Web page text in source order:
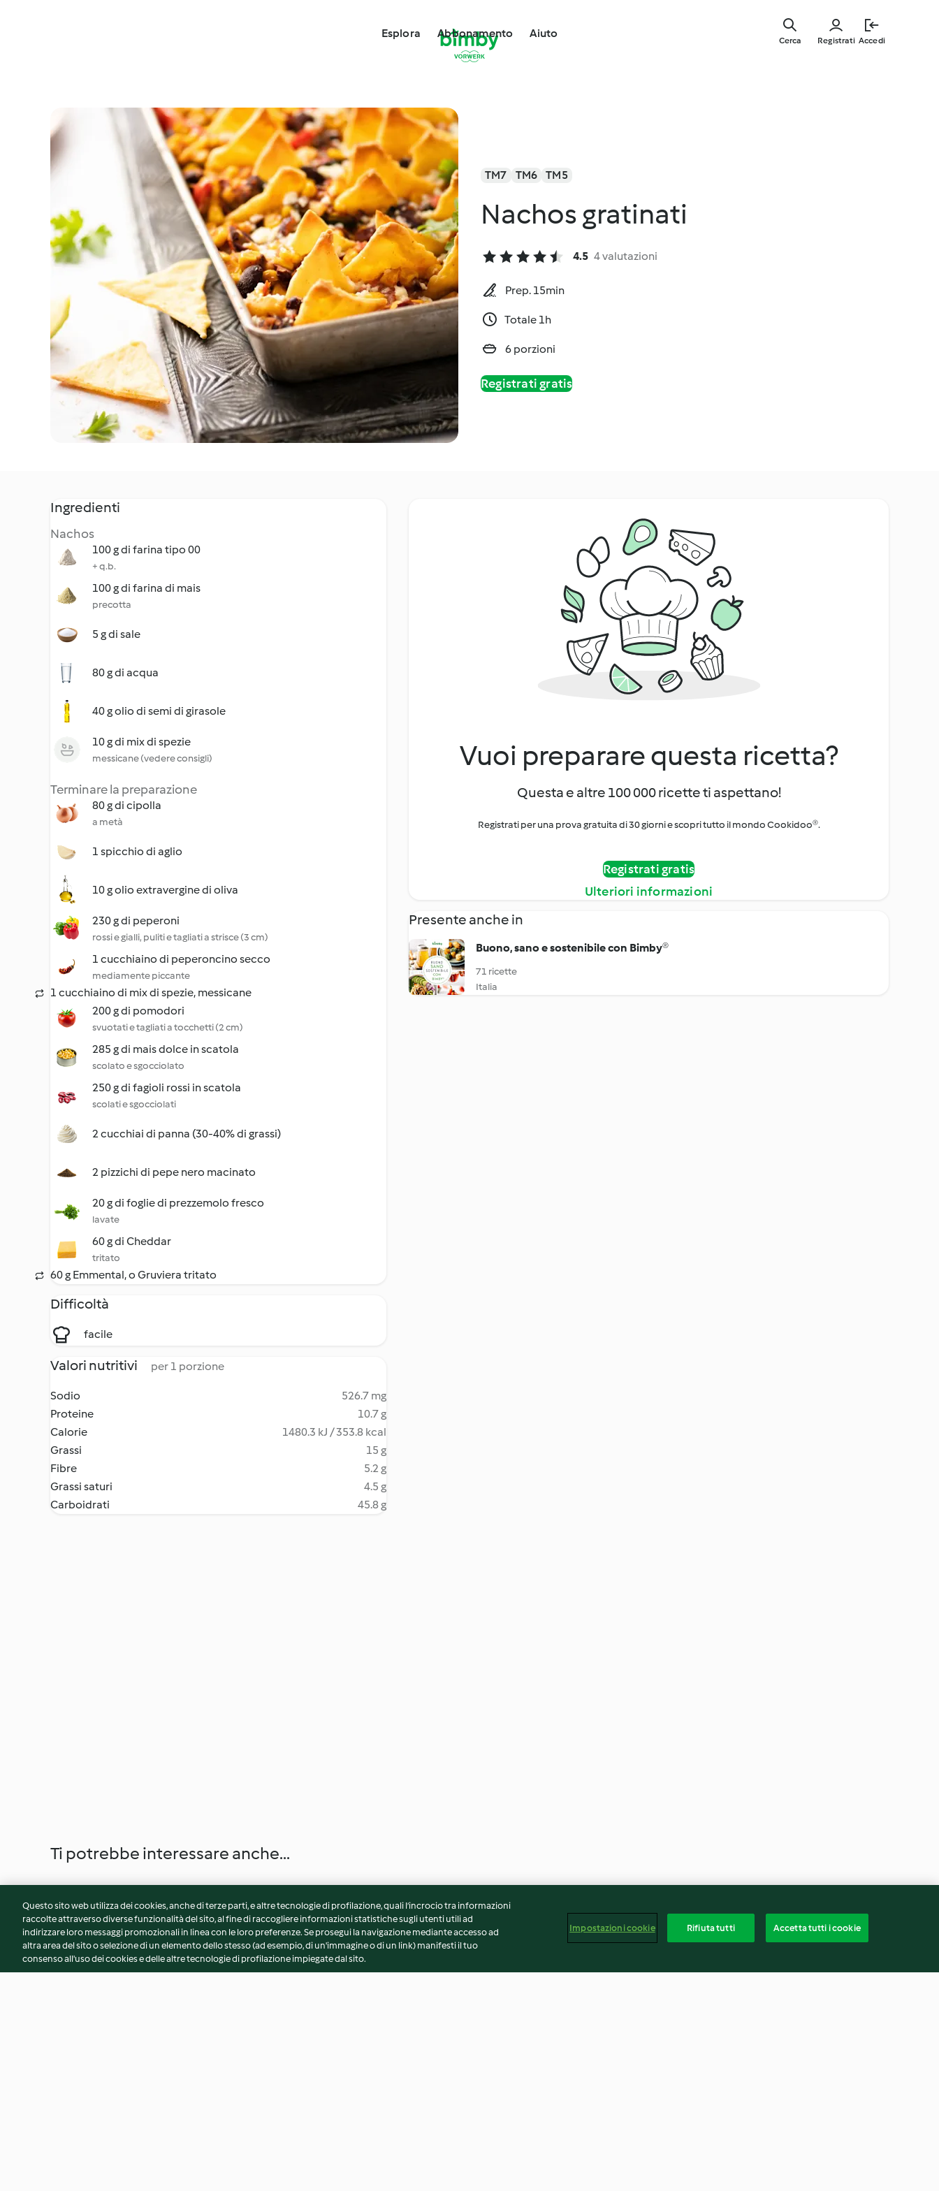
Esplora Abbonamento Aiuto
Registrati Accedi
Cerca
TM7 TM6 TM5
Nachos gratinati
4.5 4 valutazioni
Prep. 15min
Totale 1h
6 porzioni
Registrati gratis
Ingredienti
Nachos
100 g di farina tipo 00
+ q.b.
100 g di farina di mais
precotta
5 g di sale
80 g di acqua
40 g olio di semi di girasole
10 g di mix di spezie
messicane (vedere consigli)
Terminare la preparazione
80 g di cipolla
a metà
1 spicchio di aglio
10 g olio extravergine di oliva
230 g di peperoni
rossi e gialli, puliti e tagliati a strisce (3 cm)
1 cucchiaino di peperoncino secco
mediamente piccante
1 cucchiaino di mix di spezie, messicane
200 g di pomodori
svuotati e tagliati a tocchetti (2 cm)
285 g di mais dolce in scatola
scolato e sgocciolato
250 g di fagioli rossi in scatola
scolati e sgocciolati
2 cucchiai di panna (30-40% di grassi)
2 pizzichi di pepe nero macinato
20 g di foglie di prezzemolo fresco
lavate
60 g di Cheddar
tritato
60 g Emmental, o Gruviera tritato
Difficoltà
facile
Valori nutritivi per 1 porzione
Sodio
526.7 mg
Proteine
10.7 g
Calorie
1480.3 kJ / 353.8 kcal
Grassi
15 g
Fibre
5.2 g
Grassi saturi
4.5 g
Carboidrati
45.8 g
Vuoi preparare questa ricetta?
Questa e altre 100 000 ricette ti aspettano!
Registrati per una prova gratuita di 30 giorni e scopri tutto il mondo Cookidoo®.
Registrati gratis
Ulteriori informazioni
Presente anche in
Buono, sano e sostenibile con Bimby®
71 ricette
Italia
Ti potrebbe interessare anche...
Questo sito web utilizza dei cookies, anche di terze parti, e altre tecnologie di profilazione, quali l’incrocio tra informazioni
raccolte attraverso diverse funzionalità del sito, al fine di raccogliere informazioni statistiche sugli utenti utili ad
indirizzare loro messaggi promozionali in linea con le loro preferenze. Se prosegui la navigazione mediante accesso ad
altra area del sito o selezione di un elemento dello stesso (ad esempio, di un'immagine o di un link) manifesti il tuo
consenso all'uso dei cookies e delle altre tecnologie di profilazione impiegate dal sito.
Impostazioni cookie Rifiuta tutti Accetta tutti i cookie